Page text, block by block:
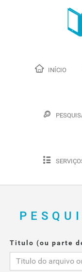
INÍCIO
Titulo (ou parte